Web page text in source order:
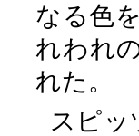
なる色
れわれ
れた。
スピッ